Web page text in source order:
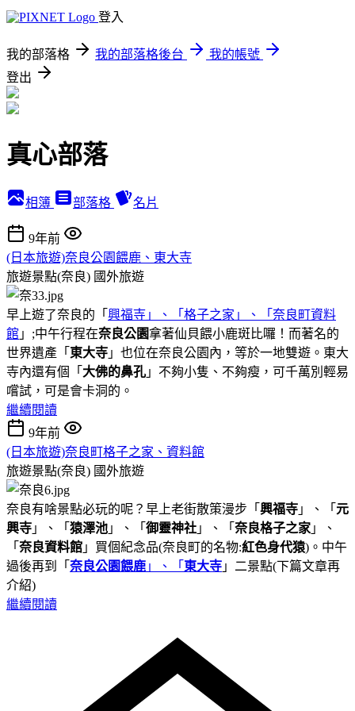
登入
我的部落格 我的部落格後台
我的帳號
登出
真心部落
相簿 部落格 名片
9年前
(日本旅遊)奈良公園餵鹿、東大寺
旅遊景點(奈良) 國外旅遊
早上遊了奈良的「 興福寺」、「格子之家」、「奈良町資料
館 」;中午行程在奈良公園拿著仙貝餵小鹿斑比囉！而著名的
世界遺產「 東大寺 」也位在奈良公園內，等於一地雙遊。東大
寺內還有個「 大佛的鼻孔」不夠小隻、不夠瘦，可千萬別輕易
嚐試，可是會卡洞的。
繼續閱讀
9年前
(日本旅遊)奈良町格子之家、資料館
旅遊景點(奈良) 國外旅遊
奈良有啥景點必玩的呢？早上老街散策漫步「 興福寺 」、「 元
興寺 」、「 猿澤池 」、「 御靈神社 」、「 奈良格子之家 」、
「 奈良資料館 」買個紀念品(奈良町的名物:紅色身代猿)。中午
過後再到「 奈良公園餵鹿 」、「 東大寺 」二景點(下篇文章再
介紹)
繼續閱讀